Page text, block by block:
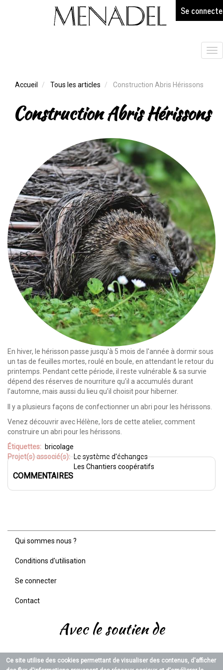
Se
Accueil Tous les articles Construction Abris Hérissons
Construction Abris Hérissons
En hiver, le hérisson passe jusqu'à 5 mois de l'année à dormir sous
un tas de feuilles mortes, roulé en boule, en attendant le retour du
printemps. Pendant cette période, il reste vulnérable & sa survie
dépend des réserves de nourriture qu'il a accumulés durant
l'automne, mais aussi du lieu qu'il choisit pour hiberner.
Il y a plusieurs façons de confectionner un abri pour les hérissons.
Venez découvrir avec Hélène, lors de cette atelier, comment
construire un abri pour les hérissons.
Étiquettes
bricolage
Projet(s) associé(s)
Le système d'échanges
Les Chantiers coopératifs
COMMENTAIRES
Menu
de
page
Qui sommes nous ?
Conditions d'utilisation
Se connecter
Contact
Avec le soutien de
Ce site utilise des cookies permettant de visualiser des contenus, d'afficher